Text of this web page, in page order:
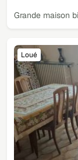
Grande maison
Loué